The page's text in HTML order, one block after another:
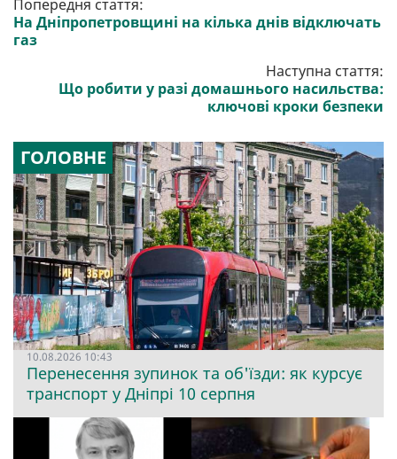
Попередня стаття:
На Дніпропетровщині на кілька днів відключать
газ
Наступна стаття:
Що робити у разі домашнього насильства:
ключові кроки безпеки
ГОЛОВНЕ
10.08.2026 10:43
Перенесення зупинок та об'їзди: як курсує
транспорт у Дніпрі 10 серпня